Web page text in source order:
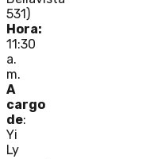
531)
Hora:
11:30
a.
m.
A
cargo
de:
Yi
Ly